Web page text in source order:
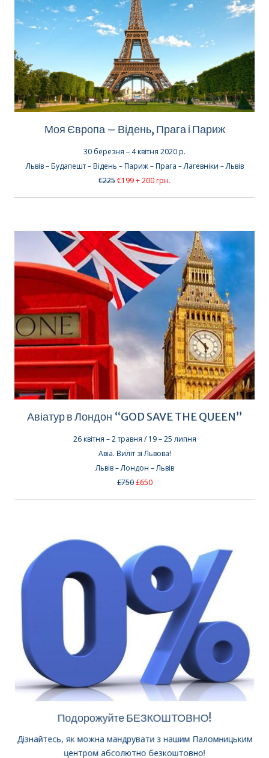
Моя Європа – Відень, Прага і Париж
30 березня – 4 квітня 2020 р.
Львів – Будапешт – Відень – Париж – Прага – Лагевніки – Львів
€225€199 + 200 грн.
Авіатур в Лондон “GOD SAVE THE QUEEN”
26 квітня – 2 травня / 19 – 25 липня
Авіа. Виліт зі Львова!
Львів – Лондон – Львів
£750£650
Подорожуйте БЕЗКОШТОВНО!
Дізнайтесь, як можна мандрувати з нашим Паломницьким
центром абсолютно безкоштовно!